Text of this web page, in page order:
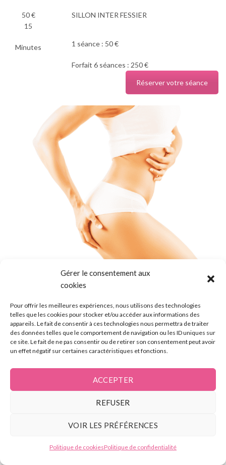
Gérer le consentement aux
cookies
Pour offrir les meilleures expériences, nous utilisons des technologies
telles que les cookies pour stocker et/ou accéder aux informations des
appareils. Le fait de consentir à ces technologies nous permettra de traiter
des données telles que le comportement de navigation ou les ID uniques sur
ce site. Le fait de ne pas consentir ou de retirer son consentement peut avoir
un effet négatif sur certaines caractéristiques et fonctions.
ACCEPTER
REFUSER
VOIR LES PRÉFÉRENCES
Politique de cookiesPolitique de confidentialité
50 €
15
Minutes
SILLON INTER FESSIER
1 séance : 50 €
Forfait 6 séances : 250 €
Réserver votre séance
15
Minutes
Forfait 6 séances : 650 €
Réserver votre séance